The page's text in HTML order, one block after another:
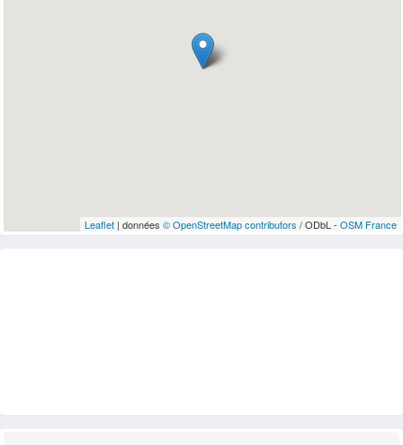
Leaflet| données © OpenStreetMap contributors / ODbL - OSM France